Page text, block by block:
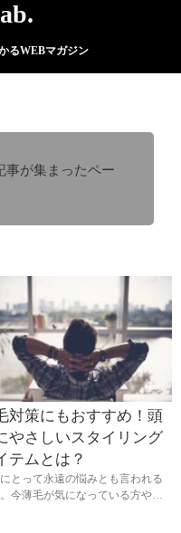
るWEBマガジン
事が集まったペー
対策にもおすすめ！頭
やさしいスタイリング
テムとは？
とって永遠の悩みとも言われる
今薄毛が気になっている方や将